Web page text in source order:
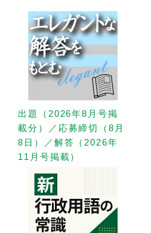
出題（2026年8月号掲
載分）／応募締切（8月
8日）／解答（2026年
11月号掲載）